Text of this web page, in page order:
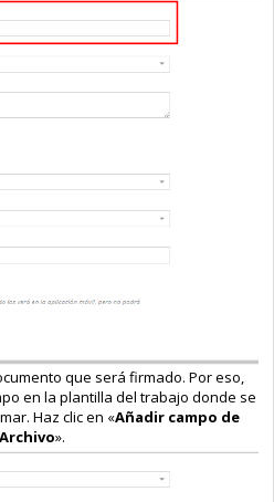
que será firmado. Por eso,
en la plantilla del trabajo donde se
Haz clic en «Añadir campo de
Archivo».